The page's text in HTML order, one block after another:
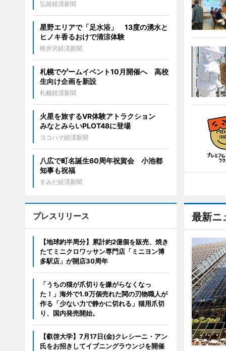
最新ニ
弘前経済新聞
星野エリアで「足水浴」 13度の湧水と
ヒノキ香るおけで清涼体験
軽井沢経済新聞
札幌でゲームイベント10月開催へ 高校
生向け企画を新設
札幌経済新聞
火星を旅するVR体験アトラクション
みなとみらいPLOT48に登場
ヨコハマ経済新聞
八広で町名誕生60周年祝賀会 小池都
知事も祝福
すみだ経済新聞
プレスリリース
【地球約半周分】累計約2億個を販売、焼き
たてミニクロワッサン専門店「ミニヨン博
多駅店」が開店30周年
「うちの猫が爪切りを嫌がらなくなっ
た！」海外で1.9万個売れた関の刃物職人が
作る「少ない力で静かに切れる」猫用爪切
り、国内発売開始。
【叡啓大学】7月17日(金)クレシーニ・アン
氏をお招きしてイブニングラウンジを開催